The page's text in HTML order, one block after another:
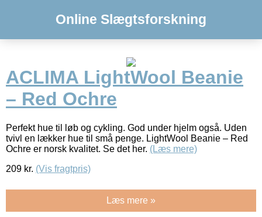
Online Slægtsforskning
ACLIMA LightWool Beanie
– Red Ochre
Perfekt hue til løb og cykling. God under hjelm også. Uden
tvivl en lækker hue til små penge. LightWool Beanie – Red
Ochre er norsk kvalitet. Se det her. (Læs mere)
209 kr. (Vis fragtpris)
Læs mere »